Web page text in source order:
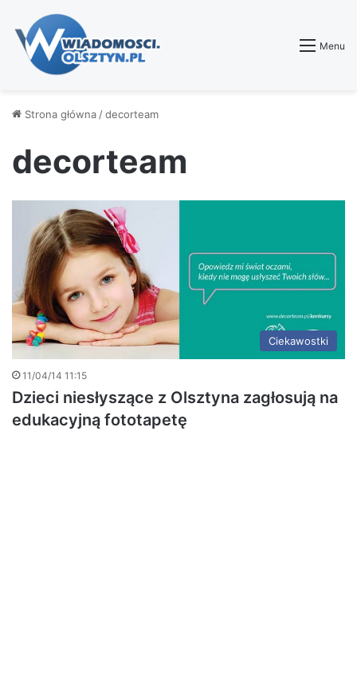
Menu
Strona główna /decorteam
decorteam
Ciekawostki
11/04/14 11:15
Dzieci niesłyszące z Olsztyna zagłosują na
edukacyjną fototapetę